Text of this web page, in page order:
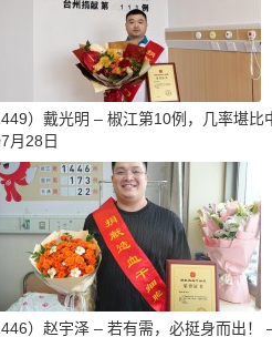
）戴光明 – 椒江第10例，几率堪比
月28日
）赵宇泽 – 若有需，必挺身而出！